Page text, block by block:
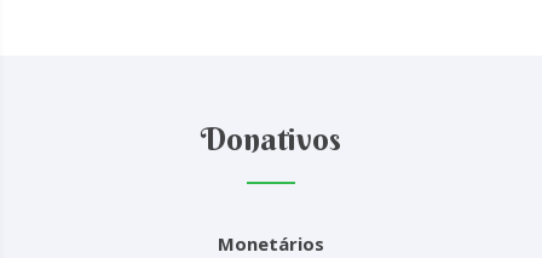
Donativos
Monetários